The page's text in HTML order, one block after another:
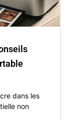
dans les
non